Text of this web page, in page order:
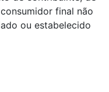
final não
ou estabelecido